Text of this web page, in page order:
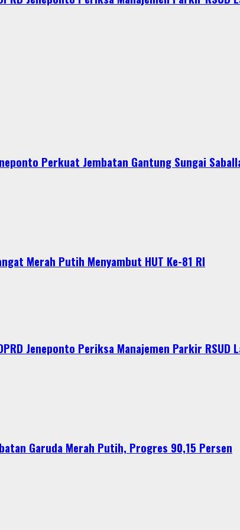
Perkuat Jembatan Gantung Sungai
Merah Putih Menyambut HUT Ke-81 RI
Jeneponto Periksa Manajemen Parkir RSUD
Garuda Merah Putih, Progres 90,15 Persen